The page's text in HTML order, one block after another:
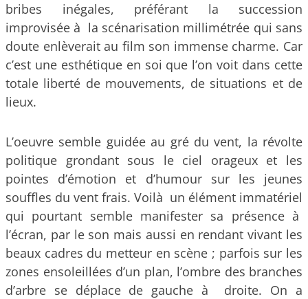
bribes inégales, préférant la succession
improvisée à la scénarisation millimétrée qui sans
doute enlèverait au film son immense charme. Car
c’est une esthétique en soi que l’on voit dans cette
totale liberté de mouvements, de situations et de
lieux.
L’oeuvre semble guidée au gré du vent, la révolte
politique grondant sous le ciel orageux et les
pointes d’émotion et d’humour sur les jeunes
souffles du vent frais. Voilà un élément immatériel
qui pourtant semble manifester sa présence à
l’écran, par le son mais aussi en rendant vivant les
beaux cadres du metteur en scène ; parfois sur les
zones ensoleillées d’un plan, l’ombre des branches
d’arbre se déplace de gauche à droite. On a